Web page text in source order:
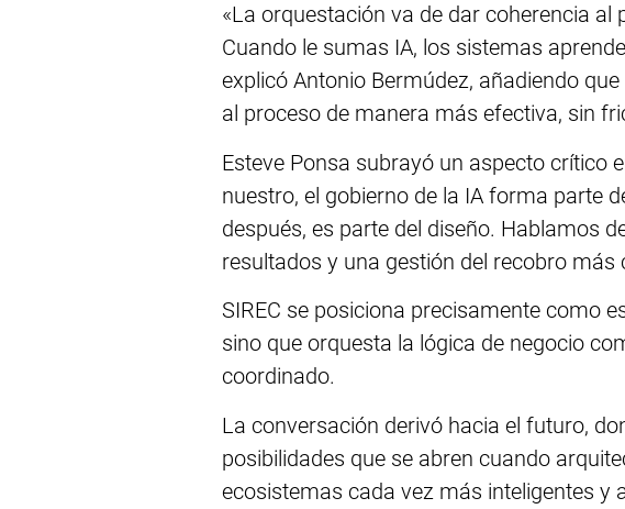
«La orquestación va de dar coherencia
Cuando le sumas IA, los sistemas
explicó Antonio Bermúdez, añadiendo
al proceso de manera más efectiva, sin
Esteve Ponsa subrayó un aspecto crítico
nuestro, el gobierno de la IA forma parte
después, es parte del diseño. Hablamos
resultados y una gestión del recobro más
SIREC se posiciona precisamente como
sino que orquesta la lógica de negocio
coordinado.
La conversación derivó hacia el futuro,
posibilidades que se abren cuando
ecosistemas cada vez más inteligentes y